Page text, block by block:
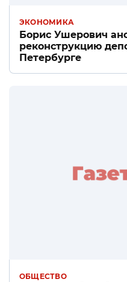
ЭКОНОМИКА
Борис Ушерович
реконструкцию
Петербурге
ОБЩЕСТВО